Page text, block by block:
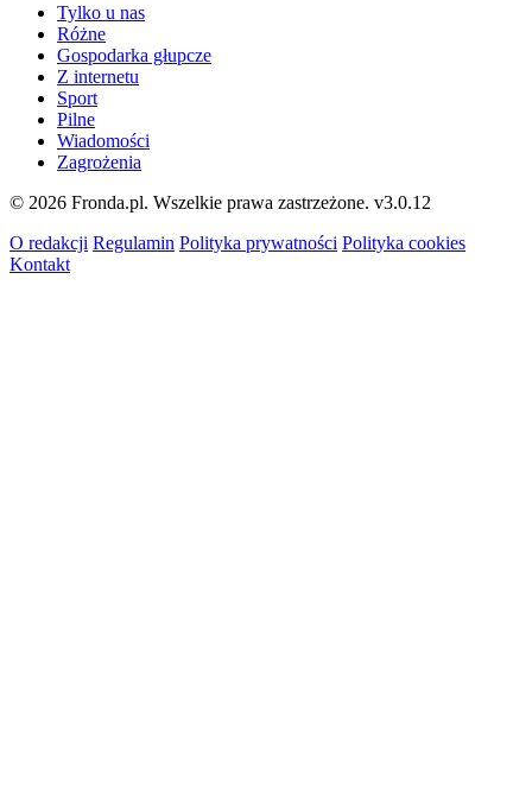
Tylko u nas
Różne
Gospodarka głupcze
Z internetu
Sport
Pilne
Wiadomości
Zagrożenia
© 2026 Fronda.pl. Wszelkie prawa zastrzeżone. v3.0.12
O redakcji Regulamin Polityka prywatności Polityka cookies
Kontakt